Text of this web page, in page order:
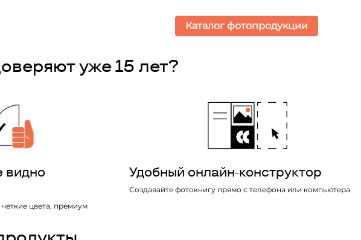
Каталог фотопродукции
уже 15 лет?
видно
цвета, премиум
Удобный онлайн-конструктор
Создавайте фотокнигу прямо с телефона или компьютера